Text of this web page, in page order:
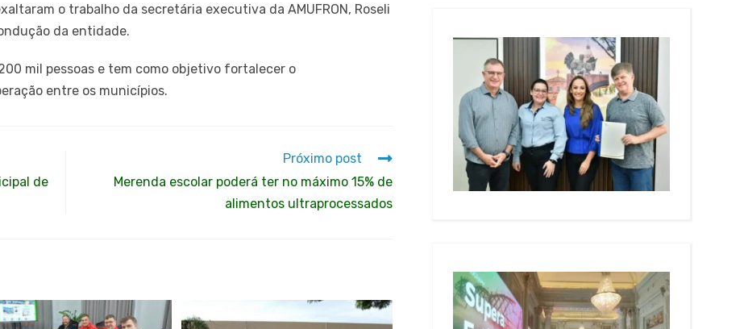
o trabalho da secretária executiva da AMUFRON, Roseli
da entidade.
mil pessoas e tem como objetivo fortalecer o
entre os municípios.
de
Próximo post
Merenda escolar poderá ter no máximo 15% de
alimentos ultraprocessados